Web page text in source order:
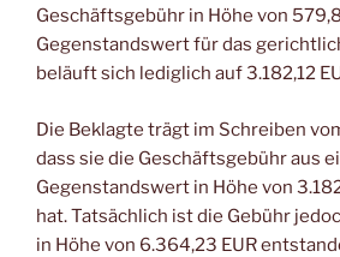
Geschäftsgebühr in Höhe von
Gegenstandswert für das
beläuft sich lediglich auf 3.182,12
Die Beklagte trägt im Schreiben
dass sie die Geschäftsgebühr aus
Gegenstandswert in Höhe von
hat. Tatsächlich ist die Gebühr
in Höhe von 6.364,23 EUR